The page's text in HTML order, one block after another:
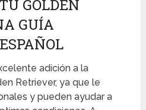
GOLDEN
GUÍA
adición a la
Retriever, ya que le
y pueden ayudar a